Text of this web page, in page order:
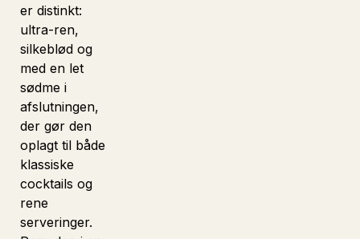
er distinkt:
ultra-ren,
silkeblød og
med en let
sødme i
afslutningen,
der gør den
oplagt til både
klassiske
cocktails og
rene
serveringer.